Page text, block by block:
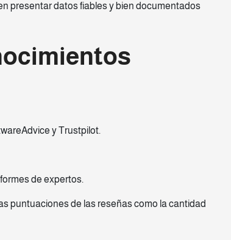
presentar datos fiables y bien documentados
y Trustpilot.
de expertos.
puntuaciones de las reseñas como la cantidad